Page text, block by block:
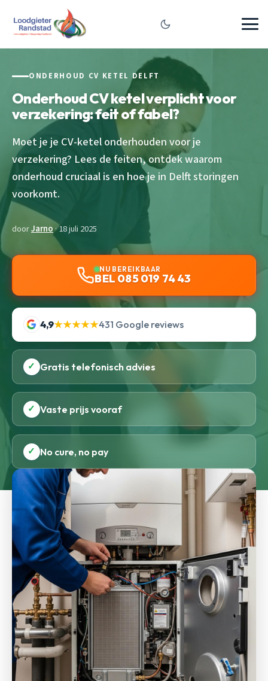
ONDERHOUD CV KETEL DELFT
Onderhoud CV ketel verplicht voor
verzekering: feit of fabel?
Moet je je CV-ketel onderhouden voor je
verzekering? Lees de feiten, ontdek waarom
onderhoud cruciaal is en hoe je in Delft storingen
voorkomt.
doorJarno· 18 juli 2025
NU BEREIKBAAR
BEL 085 019 74 43
4,9★★★★★431 Google reviews
✓ Gratis telefonisch advies
✓ Vaste prijs vooraf
✓ No cure, no pay